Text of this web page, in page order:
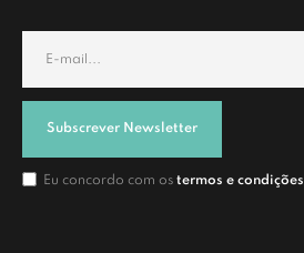
Subscrever Newsletter
Eu concordo com os termos e condições